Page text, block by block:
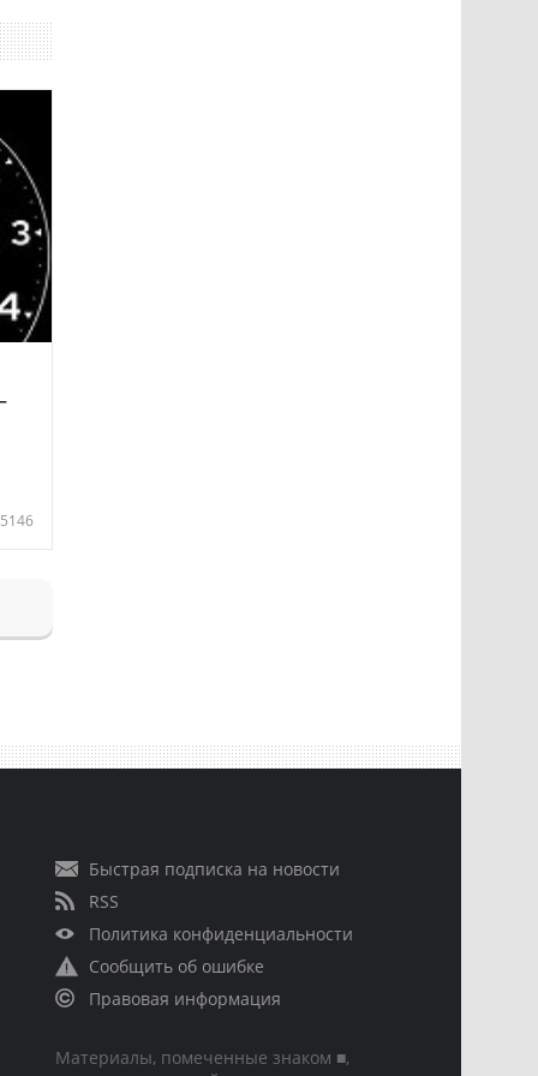
5146
Быстрая подписка на новости
RSS
Политика конфиденциальности
Сообщить об ошибке
Правовая информация
Материалы, помеченные знаком ■,